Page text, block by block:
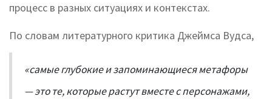
процесс в разных ситуациях и контекстах.
По словам литературного критика Джеймса Вудса,
«самые глубокие и запоминающиеся метафоры
— это те, которые растут вместе с персонажами,